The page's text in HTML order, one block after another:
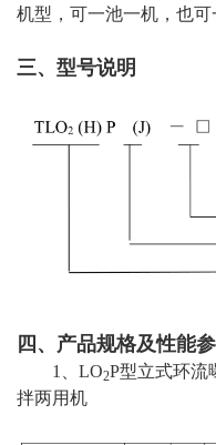
机型，可一池一机，也可
三、型号说明
四、产品规格及性能
1、LO2P型立式环流
拌两用机